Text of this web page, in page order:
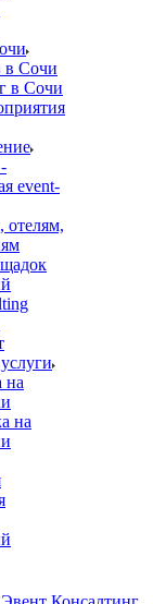
в Сочи
в Сочи
event-
отелям,
на
на